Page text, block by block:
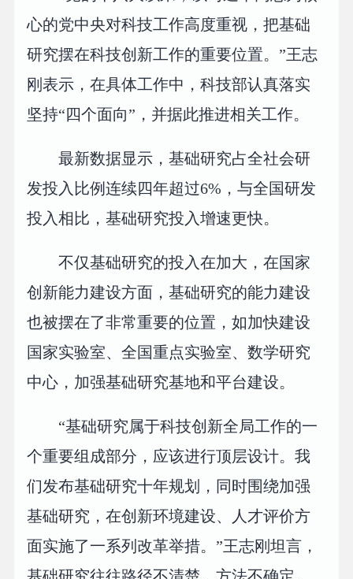
心的党中央对科技工作高度重视，把基础
研究摆在科技创新工作的重要位置。”王志
刚表示，在具体工作中，科技部认真落实
坚持“四个面向”，并据此推进相关工作。
最新数据显示，基础研究占全社会研
发投入比例连续四年超过6%，与全国研发
投入相比，基础研究投入增速更快。
不仅基础研究的投入在加大，在国家
创新能力建设方面，基础研究的能力建设
也被摆在了非常重要的位置，如加快建设
国家实验室、全国重点实验室、数学研究
中心，加强基础研究基地和平台建设。
“基础研究属于科技创新全局工作的一
个重要组成部分，应该进行顶层设计。我
们发布基础研究十年规划，同时围绕加强
基础研究，在创新环境建设、人才评价方
面实施了一系列改革举措。”王志刚坦言，